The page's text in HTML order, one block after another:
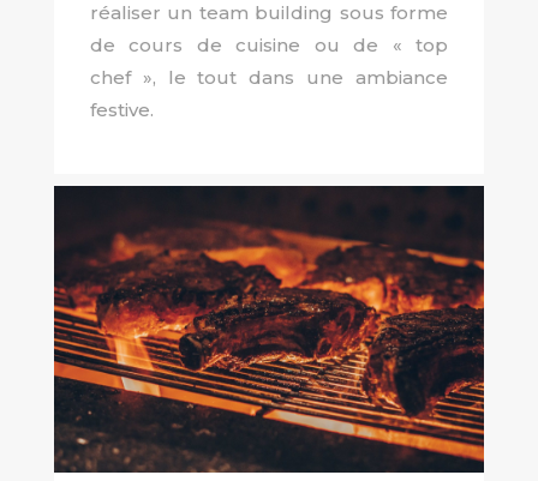
réaliser un team building sous forme
de cours de cuisine ou de « top
chef », le tout dans une ambiance
festive.